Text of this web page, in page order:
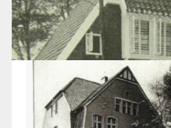
В начале 20 века началось активное
пансионатов на «верхней» дюне в Раушене.
04.04.2020
Архитектор Макс Шёнвальд
Особое место в исследованиях истории
Калининградской области занимает
Шёнвальда.
02.04.2020